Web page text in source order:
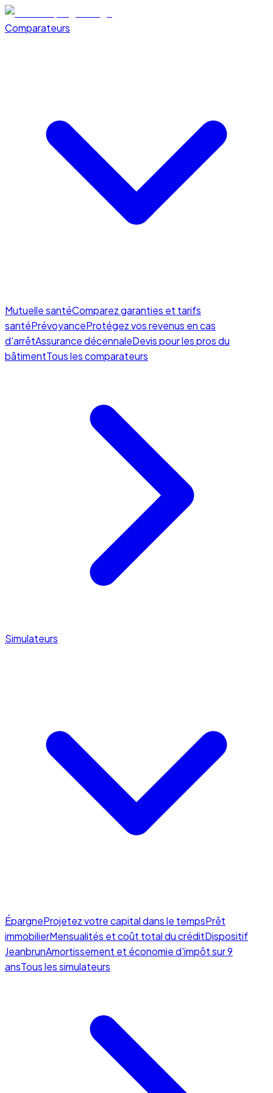
Comparateurs
Mutuelle santéComparez garanties et tarifs
santéPrévoyanceProtégez vos revenus en cas
d'arrêtAssurance décennaleDevis pour les pros du
bâtimentTous les comparateurs
Simulateurs
ÉpargneProjetez votre capital dans le tempsPrêt
immobilierMensualités et coût total du créditDispositif
JeanbrunAmortissement et économie d'impôt sur 9
ansTous les simulateurs